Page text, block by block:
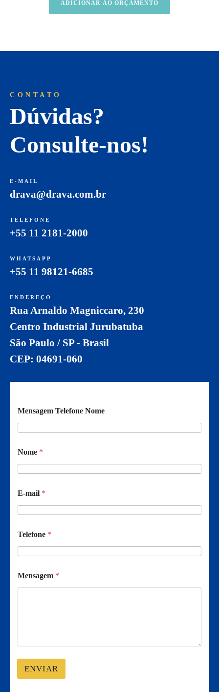
ADICIONAR AO ORÇAMENTO
CONTATO
Dúvidas?
Consulte-nos!
E-MAIL
drava@drava.com.br
TELEFONE
+55 11 2181-2000
WHATSAPP
+55 11 98121-6685
ENDEREÇO
Rua Arnaldo Magniccaro, 230
Centro Industrial Jurubatuba
São Paulo / SP - Brasil
CEP: 04691-060
Mensagem Telefone Nome
Nome *
E-mail *
Telefone *
Mensagem *
ENVIAR